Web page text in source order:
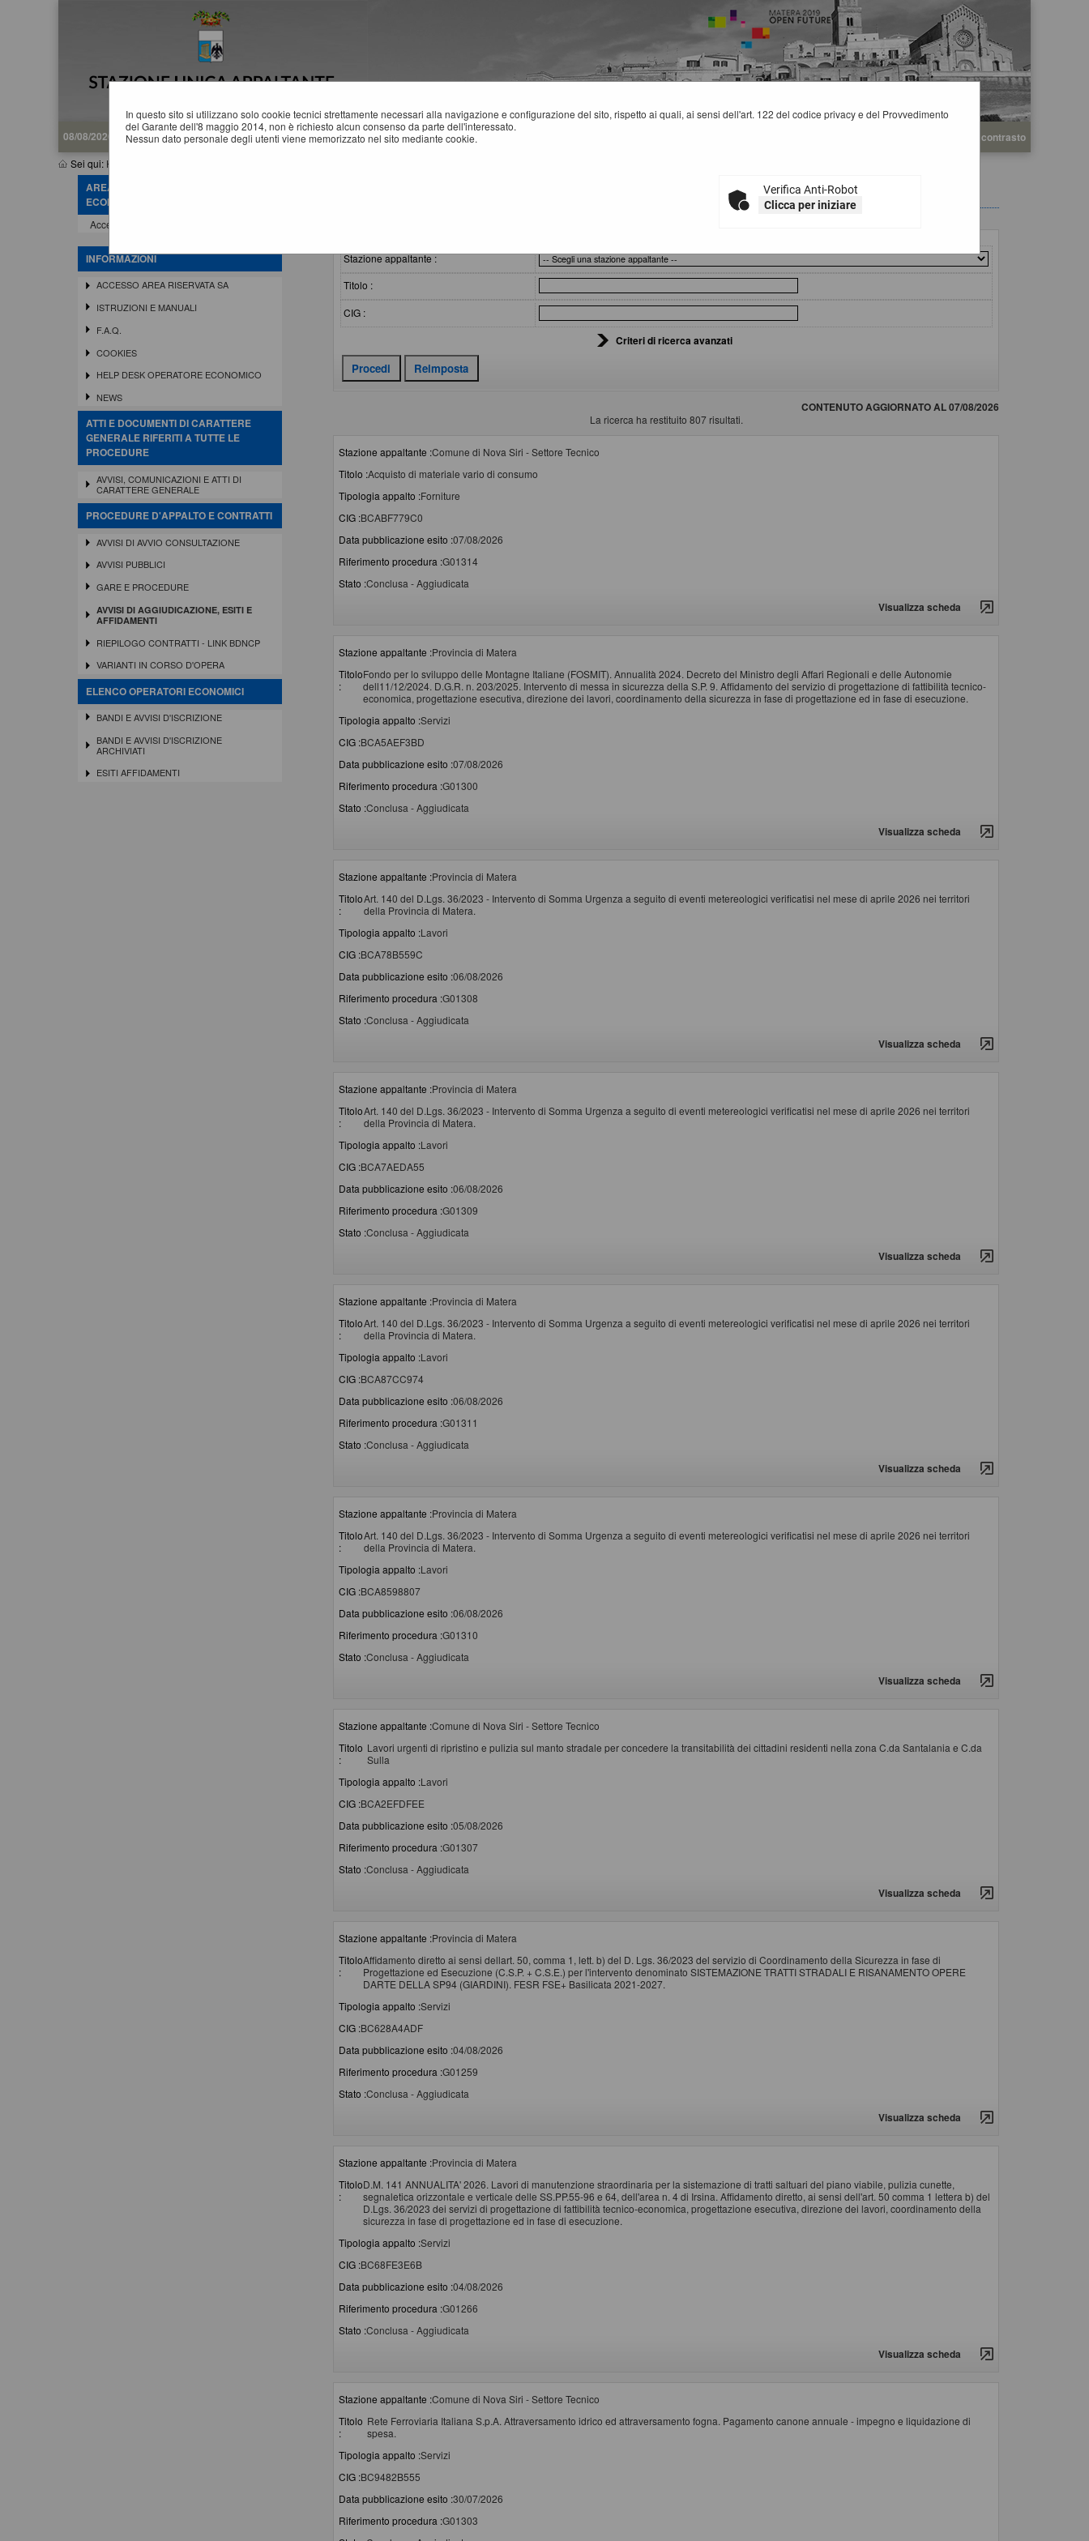
08/08/2026 10:01 Alto contrasto
Sei qui: Home
In questo sito si utilizzano solo cookie tecnici strettamente necessari alla navigazione e configurazione del sito, rispetto ai quali, ai sensi dell'art. 122 del codice privacy e del Provvedimento
del Garante dell'8 maggio 2014, non è richiesto alcun consenso da parte dell'interessato.
Nessun dato personale degli utenti viene memorizzato nel sito mediante cookie.
Verifica Anti-Robot
Clicca per iniziare
AREA RISERVATA OPERATORE
ECONOMICO
Accedi - Registrati
INFORMAZIONI
ACCESSO AREA RISERVATA SA
ISTRUZIONI E MANUALI
F.A.Q.
COOKIES
HELP DESK OPERATORE ECONOMICO
NEWS
ATTI E DOCUMENTI DI CARATTERE
GENERALE RIFERITI A TUTTE LE
PROCEDURE
AVVISI, COMUNICAZIONI E ATTI DI
CARATTERE GENERALE
PROCEDURE D'APPALTO E CONTRATTI
AVVISI DI AVVIO CONSULTAZIONE
AVVISI PUBBLICI
GARE E PROCEDURE
AVVISI DI AGGIUDICAZIONE, ESITI E
AFFIDAMENTI
RIEPILOGO CONTRATTI - LINK BDNCP
VARIANTI IN CORSO D'OPERA
ELENCO OPERATORI ECONOMICI
BANDI E AVVISI D'ISCRIZIONE
BANDI E AVVISI D'ISCRIZIONE
ARCHIVIATI
ESITI AFFIDAMENTI
Stazione appaltante :
Titolo :
CIG :
Criteri di ricerca avanzati
CONTENUTO AGGIORNATO AL 07/08/2026
La ricerca ha restituito 807 risultati.
Stazione appaltante :Comune di Nova Siri - Settore Tecnico
Titolo :Acquisto di materiale vario di consumo
Tipologia appalto :Forniture
CIG :BCABF779C0
Data pubblicazione esito :07/08/2026
Riferimento procedura :G01314
Stato :Conclusa - Aggiudicata
Visualizza scheda
Stazione appaltante :Provincia di Matera
Titolo
:
Fondo per lo sviluppo delle Montagne Italiane (FOSMIT). Annualità 2024. Decreto del Ministro degli Affari Regionali e delle Autonomie
dell11/12/2024. D.G.R. n. 203/2025. Intervento di messa in sicurezza della S.P. 9. Affidamento del servizio di progettazione di fattibilità tecnico-
economica, progettazione esecutiva, direzione dei lavori, coordinamento della sicurezza in fase di progettazione ed in fase di esecuzione.
Tipologia appalto :Servizi
CIG :BCA5AEF3BD
Data pubblicazione esito :07/08/2026
Riferimento procedura :G01300
Stato :Conclusa - Aggiudicata
Visualizza scheda
Stazione appaltante :Provincia di Matera
Titolo
:
Art. 140 del D.Lgs. 36/2023 - Intervento di Somma Urgenza a seguito di eventi metereologici verificatisi nel mese di aprile 2026 nei territori
della Provincia di Matera.
Tipologia appalto :Lavori
CIG :BCA78B559C
Data pubblicazione esito :06/08/2026
Riferimento procedura :G01308
Stato :Conclusa - Aggiudicata
Visualizza scheda
Stazione appaltante :Provincia di Matera
Titolo
:
Art. 140 del D.Lgs. 36/2023 - Intervento di Somma Urgenza a seguito di eventi metereologici verificatisi nel mese di aprile 2026 nei territori
della Provincia di Matera.
Tipologia appalto :Lavori
CIG :BCA7AEDA55
Data pubblicazione esito :06/08/2026
Riferimento procedura :G01309
Stato :Conclusa - Aggiudicata
Visualizza scheda
Stazione appaltante :Provincia di Matera
Titolo
:
Art. 140 del D.Lgs. 36/2023 - Intervento di Somma Urgenza a seguito di eventi metereologici verificatisi nel mese di aprile 2026 nei territori
della Provincia di Matera.
Tipologia appalto :Lavori
CIG :BCA87CC974
Data pubblicazione esito :06/08/2026
Riferimento procedura :G01311
Stato :Conclusa - Aggiudicata
Visualizza scheda
Stazione appaltante :Provincia di Matera
Titolo
:
Art. 140 del D.Lgs. 36/2023 - Intervento di Somma Urgenza a seguito di eventi metereologici verificatisi nel mese di aprile 2026 nei territori
della Provincia di Matera.
Tipologia appalto :Lavori
CIG :BCA8598807
Data pubblicazione esito :06/08/2026
Riferimento procedura :G01310
Stato :Conclusa - Aggiudicata
Visualizza scheda
Stazione appaltante :Comune di Nova Siri - Settore Tecnico
Titolo
:
Lavori urgenti di ripristino e pulizia sul manto stradale per concedere la transitabilità dei cittadini residenti nella zona C.da Santalania e C.da
Sulla
Tipologia appalto :Lavori
CIG :BCA2EFDFEE
Data pubblicazione esito :05/08/2026
Riferimento procedura :G01307
Stato :Conclusa - Aggiudicata
Visualizza scheda
Stazione appaltante :Provincia di Matera
Titolo
:
Affidamento diretto ai sensi dellart. 50, comma 1, lett. b) del D. Lgs. 36/2023 del servizio di Coordinamento della Sicurezza in fase di
Progettazione ed Esecuzione (C.S.P. + C.S.E.) per l'intervento denominato SISTEMAZIONE TRATTI STRADALI E RISANAMENTO OPERE
DARTE DELLA SP94 (GIARDINI). FESR FSE+ Basilicata 2021-2027.
Tipologia appalto :Servizi
CIG :BC628A4ADF
Data pubblicazione esito :04/08/2026
Riferimento procedura :G01259
Stato :Conclusa - Aggiudicata
Visualizza scheda
Stazione appaltante :Provincia di Matera
Titolo
:
D.M. 141 ANNUALITA' 2026. Lavori di manutenzione straordinaria per la sistemazione di tratti saltuari del piano viabile, pulizia cunette,
segnaletica orizzontale e verticale delle SS.PP.55-96 e 64, dell'area n. 4 di Irsina. Affidamento diretto, ai sensi dell'art. 50 comma 1 lettera b) del
D.Lgs. 36/2023 dei servizi di progettazione di fattibilità tecnico-economica, progettazione esecutiva, direzione dei lavori, coordinamento della
sicurezza in fase di progettazione ed in fase di esecuzione.
Tipologia appalto :Servizi
CIG :BC68FE3E6B
Data pubblicazione esito :04/08/2026
Riferimento procedura :G01266
Stato :Conclusa - Aggiudicata
Visualizza scheda
Stazione appaltante :Comune di Nova Siri - Settore Tecnico
Titolo
:
Rete Ferroviaria Italiana S.p.A. Attraversamento idrico ed attraversamento fogna. Pagamento canone annuale - impegno e liquidazione di
spesa.
Tipologia appalto :Servizi
CIG :BC9482B555
Data pubblicazione esito :30/07/2026
Riferimento procedura :G01303